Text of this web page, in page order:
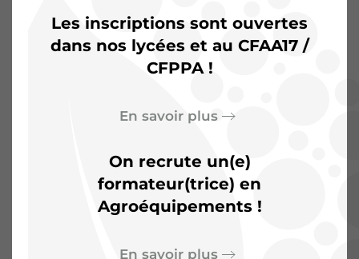
Saintonge :Plus qu’une
salle de classe, un terrain
d’aventures
Les inscriptions sont ouvertes
dans nos lycées et au CFAA17 /
CFPPA !
En savoir plus
On recrute un(e)
formateur(trice) en
Agroéquipements !
En savoir plus